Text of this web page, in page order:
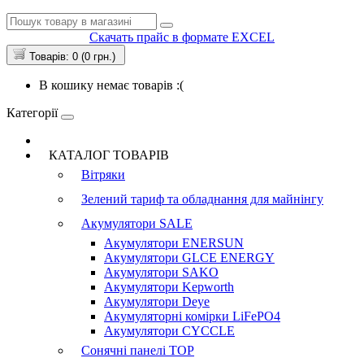
Скачать прайс в формате EXCEL
Товарів: 0 (0 грн.)
В кошику немає товарів :(
Категорії
КАТАЛОГ ТОВАРІВ
Вітряки
Зелений тариф та обладнання для майнінгу
Акумулятори SALE
Акумулятори ENERSUN
Акумулятори GLCE ENERGY
Акумулятори SAKO
Акумулятори Kepworth
Акумулятори Deye
Акумуляторні комірки LiFePO4
Акумулятори CYCCLE
Сонячні панелі TOP